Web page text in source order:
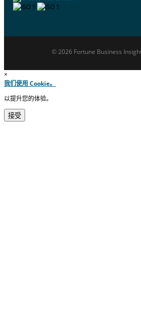
© 2026 Fortune Business
×
我们使用 Cookie。
以提升您的体验。
接受